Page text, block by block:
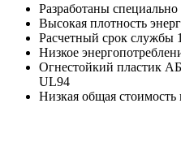
Разработаны
Высокая плотность
Расчетный срок службы
Низкое
Огнестойкий пластик
UL94
Низкая общая стоимость